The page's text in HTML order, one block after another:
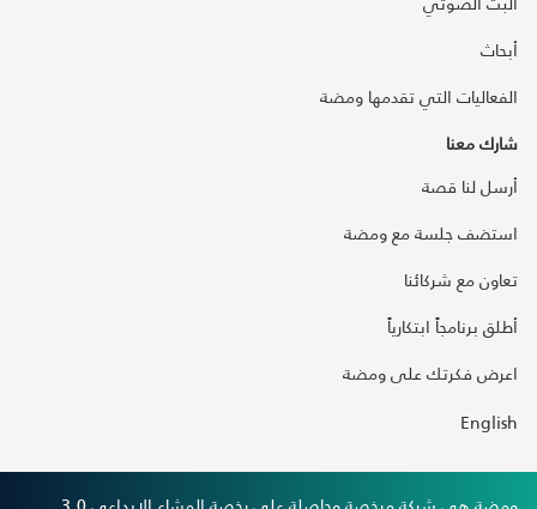
أبحاث
الفعاليات التي تقدمها ومضة
شارك معنا
أرسل لنا قصة
استضف جلسة مع ومضة
تعاون مع شركائنا
أطلق برنامجاً ابتكارياً
اعرض فكرتك على ومضة
English